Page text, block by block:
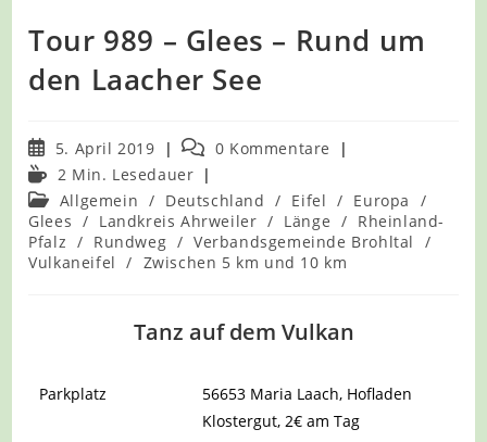
Tour 989 – Glees – Rund um
den Laacher See
Beitrag
veröffentlicht:
5. April 2019
Beitrags-
Kommentare:
0 Kommentare
Lesedauer:
2 Min. Lesedauer
Beitrags-
Kategorie:
Allgemein / Deutschland / Eifel / Europa
/
Glees / Landkreis Ahrweiler / Länge / Rheinland-
Pfalz / Rundweg / Verbandsgemeinde Brohltal
/
Vulkaneifel
/ Zwischen 5 km und 10 km
Tanz auf dem Vulkan
Parkplatz
56653 Maria Laach, Hofladen
Klostergut, 2€ am Tag